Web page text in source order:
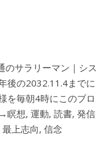
のサラリーマン｜シス
後の2032.11.4までに
を毎朝4時にこのブロ
瞑想, 運動, 読書, 発信
最上志向, 信念